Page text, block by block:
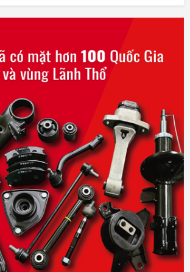
hành giúp dây có độ rung tự do và không